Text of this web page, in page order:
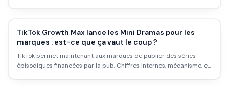
TikTok Growth Max lance les Mini Dramas pour les
marques : est-ce que ça vaut le coup ?
TikTok permet maintenant aux marques de publier des séries
épisodiques financées par la pub. Chiffres internes, mécanisme, et